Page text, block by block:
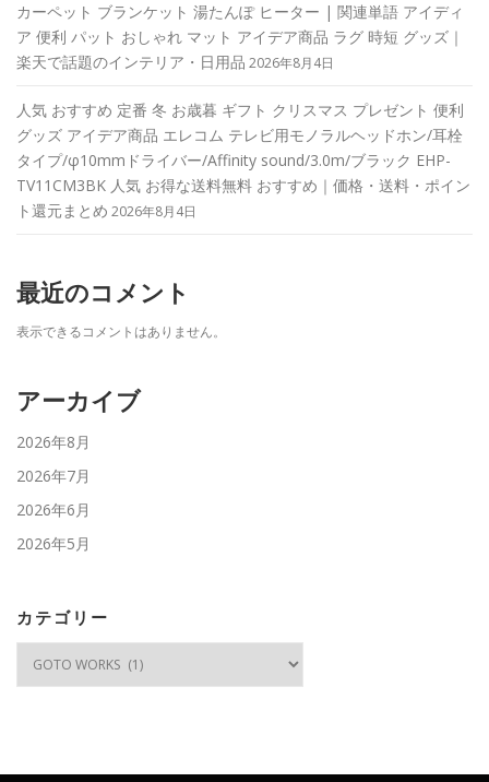
カーペット ブランケット 湯たんぽ ヒーター | 関連単語 アイディ
ア 便利 パット おしゃれ マット アイデア商品 ラグ 時短 グッズ｜
楽天で話題のインテリア・日用品 2026年8月4日
人気 おすすめ 定番 冬 お歳暮 ギフト クリスマス プレゼント 便利
グッズ アイデア商品 エレコム テレビ用モノラルヘッドホン/耳栓
タイプ/φ10mmドライバー/Affinity sound/3.0m/ブラック EHP-
TV11CM3BK 人気 お得な送料無料 おすすめ｜価格・送料・ポイン
ト還元まとめ 2026年8月4日
最近のコメント
表示できるコメントはありません。
アーカイブ
2026年8月
2026年7月
2026年6月
2026年5月
カテゴリー